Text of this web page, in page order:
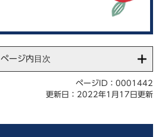
ページ内目次
ページID：0001442
更新日：2022年1月17日更新